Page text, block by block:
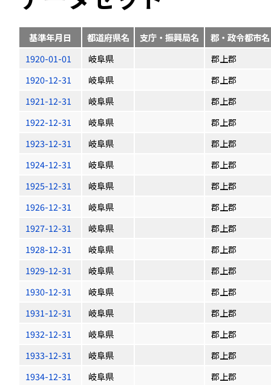
基準年月日 都道府県名 支庁・振興局名
郡・政令都市名
1920-01-01
岐阜県
郡上郡
1920-12-31
岐阜県
郡上郡
1921-12-31
岐阜県
郡上郡
1922-12-31
岐阜県
郡上郡
1923-12-31
岐阜県
郡上郡
1924-12-31
岐阜県
郡上郡
1925-12-31
岐阜県
郡上郡
1926-12-31
岐阜県
郡上郡
1927-12-31
岐阜県
郡上郡
1928-12-31
岐阜県
郡上郡
1929-12-31
岐阜県
郡上郡
1930-12-31
岐阜県
郡上郡
1931-12-31
岐阜県
郡上郡
1932-12-31
岐阜県
郡上郡
1933-12-31
岐阜県
郡上郡
1934-12-31
岐阜県
郡上郡